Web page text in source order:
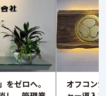
をゼロへ。
オフコンか